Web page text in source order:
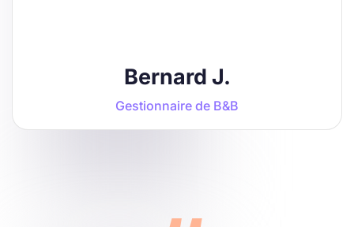
Bernard J.
Gestionnaire de B&B